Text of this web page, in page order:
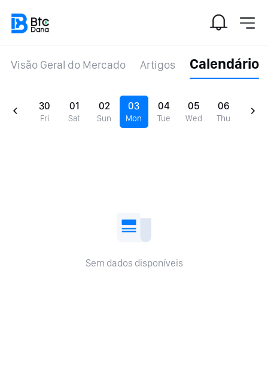
Visão Geral do Mercado Artigos Calendário
30
Fri
01
Sat
02
Sun
03
Mon
04
Tue
05
Wed
06
Thu
Sem dados disponíveis